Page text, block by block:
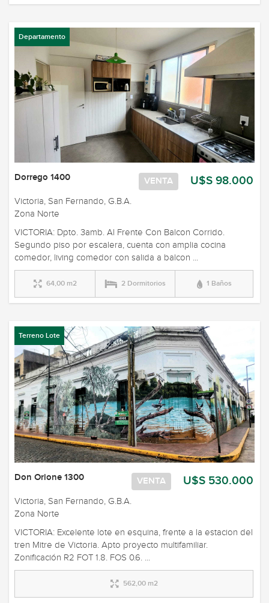
Departamento
U$S 98.000
VENTA
Dorrego 1400
Victoria, San Fernando, G.B.A.
Zona Norte
VICTORIA: Dpto. 3amb. Al Frente Con Balcon Corrido.
Segundo piso por escalera, cuenta con amplia cocina
comedor, living comedor con salida a balcon ...
64,00 m2 2 Dormitorios 1 Baños
Terreno Lote
U$S 530.000
VENTA
Don Orione 1300
Victoria, San Fernando, G.B.A.
Zona Norte
VICTORIA: Excelente lote en esquina, frente a la estacion del
tren Mitre de Victoria. Apto proyecto multifamiliar.
Zonificación R2 FOT 1.8. FOS 0.6. ...
562,00 m2